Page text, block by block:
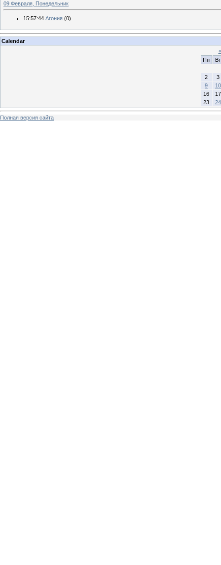
09 Февраля, Понедельник
15:57:44 Агония (0)
Calendar
«
Пн
Вт
2
3
9
10
16
17
23
24
Полная версия сайта